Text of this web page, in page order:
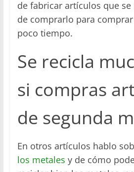
de fabricar artículos que
de comprarlo para
poco tiempo.
Se recicla
si compras
de segunda
En otros artículos hablo
los metales y de cómo